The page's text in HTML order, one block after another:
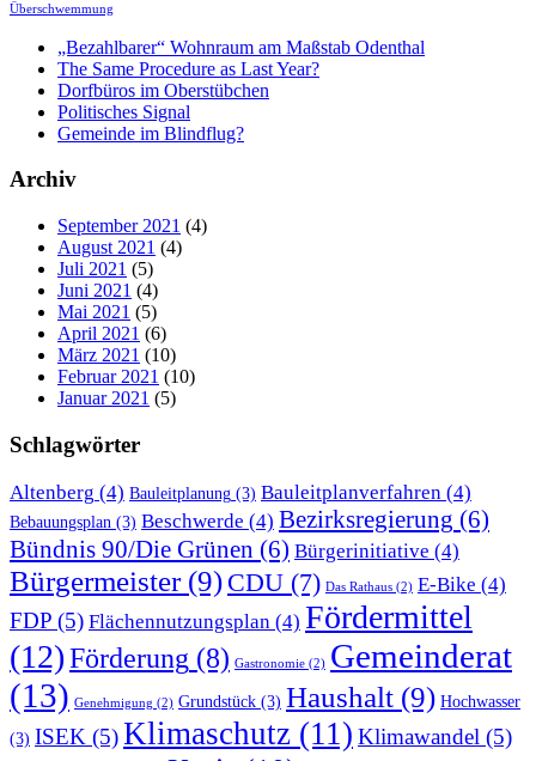
Überschwemmung
„Bezahlbarer“ Wohnraum am Maßstab Odenthal
The Same Procedure as Last Year?
Dorfbüros im Oberstübchen
Politisches Signal
Gemeinde im Blindflug?
Archiv
September 2021 (4)
August 2021 (4)
Juli 2021 (5)
Juni 2021 (4)
Mai 2021 (5)
April 2021 (6)
März 2021 (10)
Februar 2021 (10)
Januar 2021 (5)
Schlagwörter
Altenberg (4) Bauleitplanung (3) Bauleitplanverfahren (4)
Bebauungsplan (3) Beschwerde (4) Bezirksregierung (6)
Bündnis 90/Die Grünen (6) Bürgerinitiative (4)
Bürgermeister(9) CDU (7) Das Rathaus (2) E-Bike (4)
FDP (5) Flächennutzungsplan (4) Fördermittel
(12)Förderung (8) Gastronomie (2) Gemeinderat
(13) Genehmigung (2) Grundstück (3) Haushalt (9) Hochwasser
(3) ISEK (5)Klimaschutz (11) Klimawandel (5)